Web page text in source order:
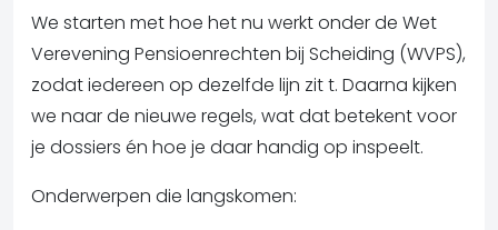
We starten met hoe het nu werkt onder de Wet
Verevening Pensioenrechten bij Scheiding (WVPS),
zodat iedereen op dezelfde lijn zit t. Daarna kijken
we naar de nieuwe regels, wat dat betekent voor
je dossiers én hoe je daar handig op inspeelt.
Onderwerpen die langskomen: